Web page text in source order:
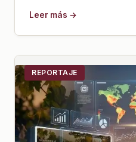
Leer más →
REPORTAJE